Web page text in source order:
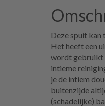
Deze spuit kan
Het heeft een
wordt gebruikt
intieme
je de intiem
buitenzijde
(schadelijke)